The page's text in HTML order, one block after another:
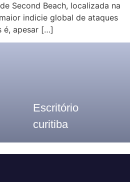
Second Beach, localizada na
indicie global de ataques
é, apesar […]
Escritório
curitiba